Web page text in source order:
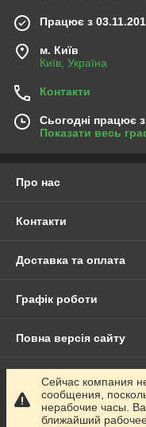
Працює з
м. Київ
Київ, Україна
Контакти
Сьогодні працює
Показати весь
Про нас
Контакти
Доставка та оплата
Графік роботи
Повна версія сайту
Сайт створено на
Політика
Сейчас компания
сообщения,
нерабочие часы.
ближайший